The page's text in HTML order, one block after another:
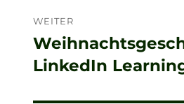
WEITER
Nächster
Beitrag:
LinkedIn